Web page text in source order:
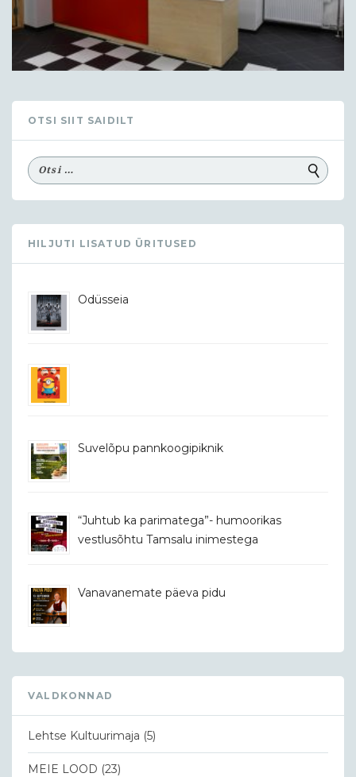
OTSI SIIT SAIDILT
HILJUTI LISATUD ÜRITUSED
Odüsseia
Suvelõpu pannkoogipiknik
“Juhtub ka parimatega”- humoorikas
vestlusõhtu Tamsalu inimestega
Vanavanemate päeva pidu
VALDKONNAD
Lehtse Kultuurimaja (5)
MEIE LOOD (23)